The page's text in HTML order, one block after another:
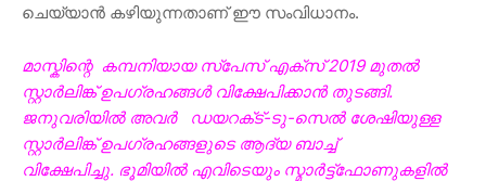
ചെയ്യാൻ കഴിയുന്നതാണ് ഈ സംവിധാനം.
മാസ്കിന്റെ കമ്പനിയായ സ്‌പേസ് എക്‌സ് 2019 മുതൽ
സ്റ്റാർലിങ്ക് ഉപഗ്രഹങ്ങൾ വിക്ഷേപിക്കാൻ തുടങ്ങി.
ജനുവരിയിൽ അവർ ഡയറക്‌ട്-ടു-സെൽ ശേഷിയുള്ള
സ്റ്റാർലിങ്ക് ഉപഗ്രഹങ്ങളുടെ ആദ്യ ബാച്ച്
വിക്ഷേപിച്ചു. ഭൂമിയിൽ എവിടെയുംസ്മാർട്ട്‌ഫോണുകളിൽ